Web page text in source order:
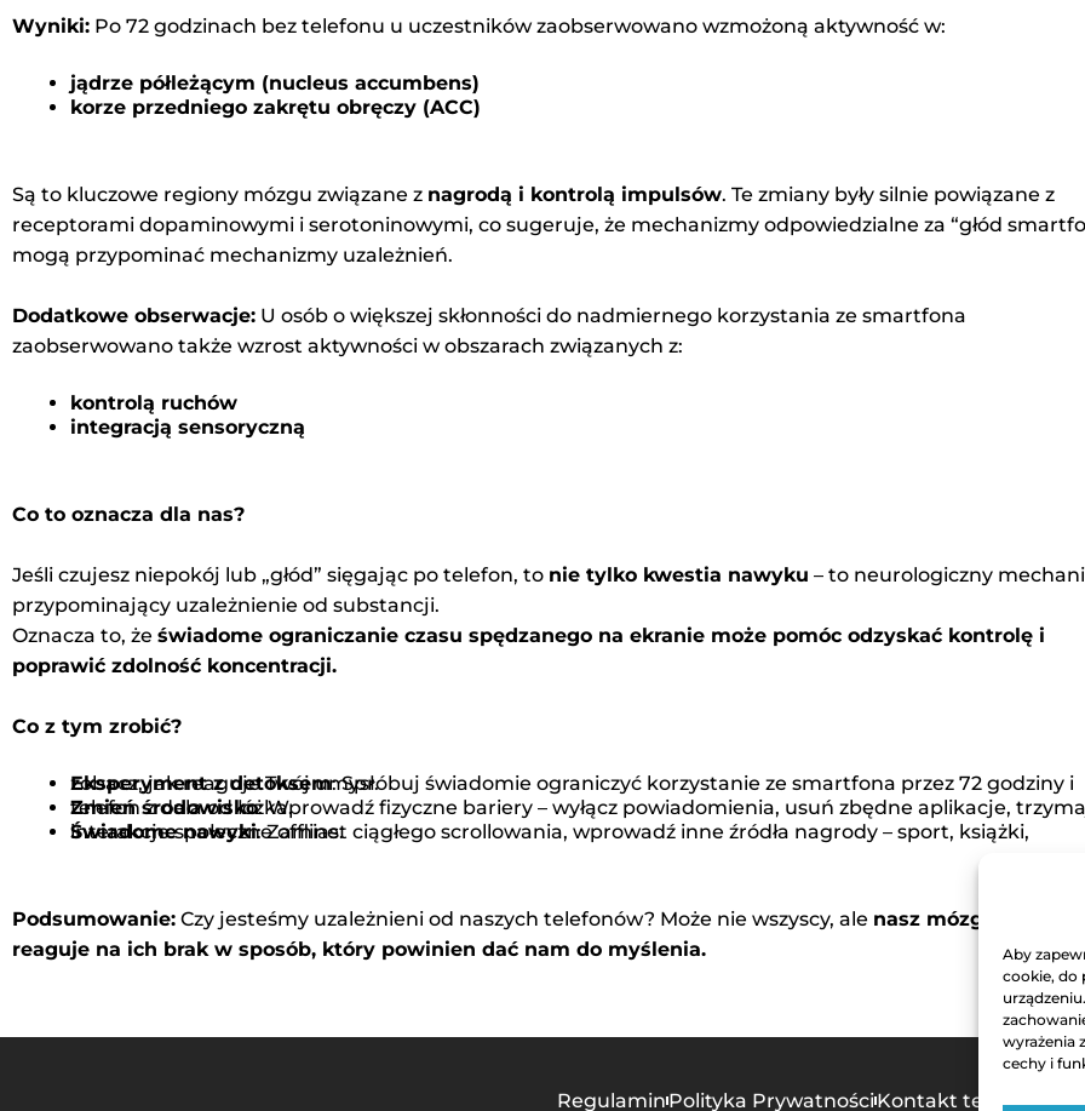
Aby
cookie, do
wyrażenia
cechy i
Wyniki: Po 72 godzinach bez telefonu u uczestników zaobserwowano wzmożoną aktywność w:
jądrze półleżącym (nucleus accumbens)
korze przedniego zakrętu obręczy (ACC)
Są to kluczowe regiony mózgu związane z nagrodą i kontrolą impulsów. Te zmiany były silnie powiązane z
receptorami dopaminowymi i serotoninowymi, co sugeruje, że mechanizmy odpowiedzialne za “głód
mogą przypominać mechanizmy uzależnień.
Dodatkowe obserwacje: U osób o większej skłonności do nadmiernego korzystania ze smartfona
zaobserwowano także wzrost aktywności w obszarach związanych z:
kontrolą ruchów
integracją sensoryczną
Co to oznacza dla nas?
Jeśli czujesz niepokój lub „głód” sięgając po telefon, to nie tylko kwestia nawyku – to neurologiczny
przypominający uzależnienie od substancji.
Oznacza to, że świadome ograniczanie czasu spędzanego na ekranie może pomóc odzyskać kontrolę i
poprawić zdolność koncentracji.
Co z tym zrobić?
Eksperyment z detoksem
: Spróbuj świadomie ograniczyć korzystanie ze smartfona przez 72 godziny i zobacz, jak reaguje Twój umysł.
Zmień środowisko
: Wprowadź fizyczne bariery – wyłącz powiadomienia, usuń zbędne aplikacje, trzymaj telefon z dala od łóżka.
Świadome nawyki
: Zamiast ciągłego scrollowania, wprowadź inne źródła nagrody – sport, książki, interakcje społeczne offline.
Podsumowanie: Czy jesteśmy uzależnieni od naszych telefonów? Może nie wszyscy, ale nasz mózg z
reaguje na ich brak w sposób, który powinien dać nam do myślenia.
Regulamin Polityka PrywatnościKontakt techniczny